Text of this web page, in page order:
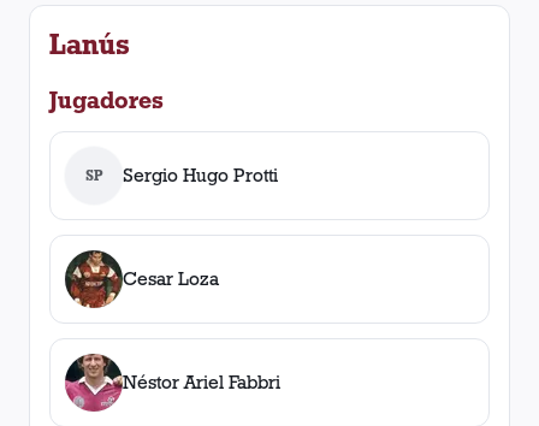
Lanús
Jugadores
SP Sergio Hugo Protti
Cesar Loza
Néstor Ariel Fabbri